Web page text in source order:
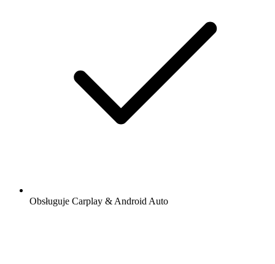
Obsługuje Carplay & Android Auto